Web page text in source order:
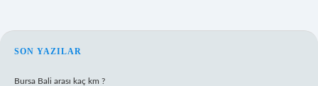
SIDEBAR
SON YAZILAR
Bursa Bali arası kaç km ?